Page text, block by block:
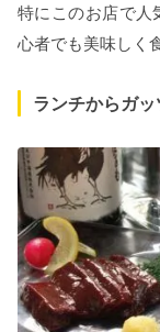
特にこのお店で人
心者でも美味しく
ランチからガ